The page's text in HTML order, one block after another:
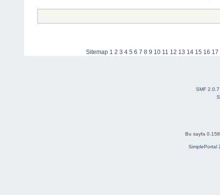
Sitemap 1 2 3 4 5 6 7 8 9 10 11 12 13 14 15 16 17
SMF 2.0.7
Bu sayfa
SimplePortal